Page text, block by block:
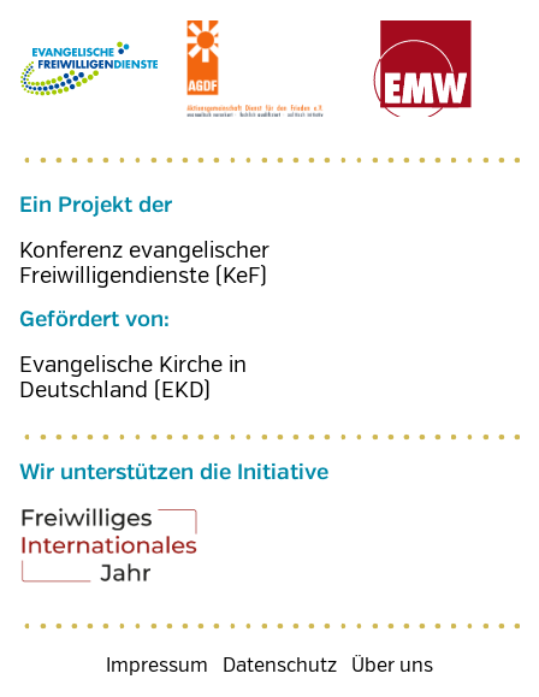
Ein Projekt der
Konferenz evangelischer
Freiwilligendienste (KeF)
Gefördert von:
Evangelische Kirche in
Deutschland (EKD)
Wir unterstützen die Initiative
Fußzeilenmenü
Impressum Datenschutz Über uns